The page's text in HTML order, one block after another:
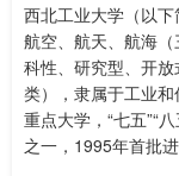
西北工业大学（以
航空、航天、航海
科性、研究型、开
类），隶属于工业
重点大学，“七五”“
之一，1995年首批